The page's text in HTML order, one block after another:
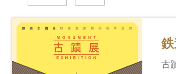
古